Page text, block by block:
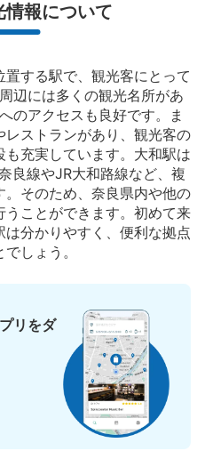
情報について
する駅で、観光客にとって
辺には多くの観光名所があ
のアクセスも良好です。ま
ストランがあり、観光客の
充実しています。大和駅は
良線やJR大和路線など、複
そのため、奈良県内や他の
ことができます。初めて来
分かりやすく、便利な拠点
しょう。
リをダ